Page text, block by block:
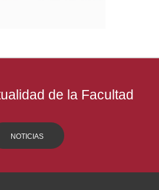
de la Facultad
NOTICIAS